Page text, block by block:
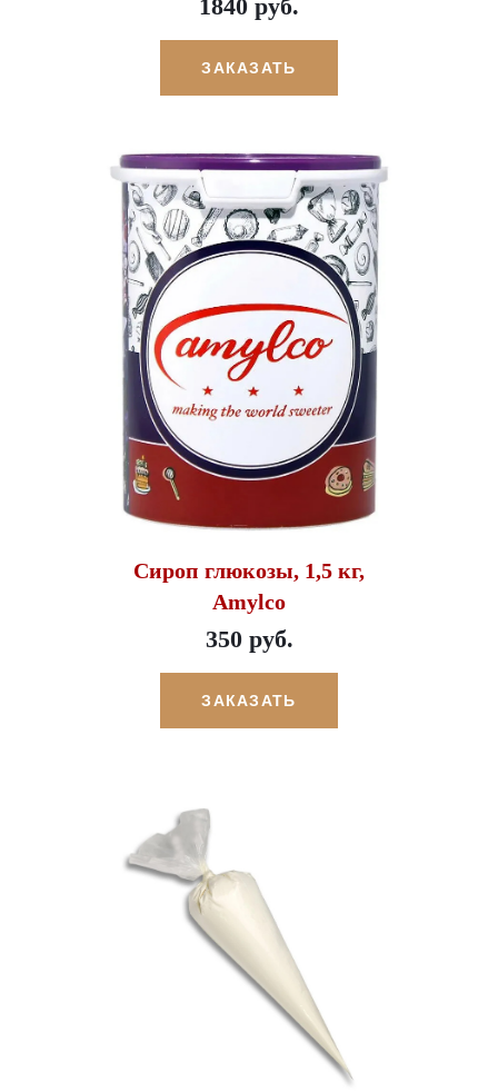
1840 руб.
ЗАКАЗАТЬ
Сироп глюкозы, 1,5 кг,
Amylco
350 руб.
ЗАКАЗАТЬ